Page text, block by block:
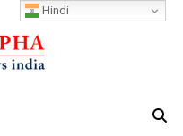
Hindi